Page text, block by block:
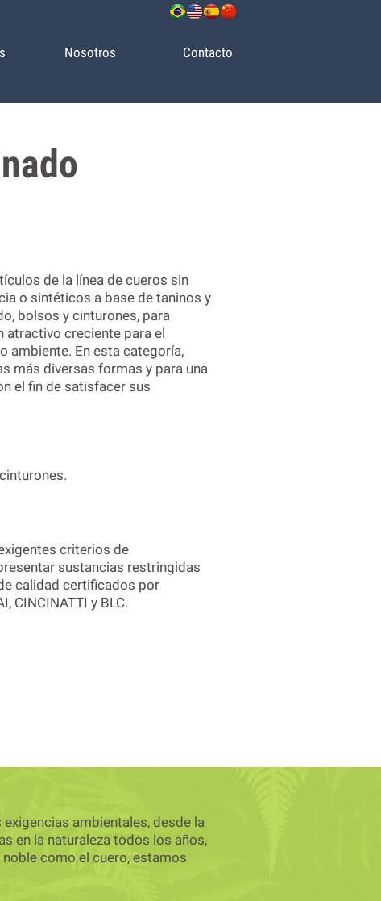
Nosotros Contacto
de la línea de cueros sin
o sintéticos a base de taninos y
bolsos y cinturones, para
atractivo creciente para el
ambiente. En esta categoría,
más diversas formas y para una
el fin de satisfacer sus
criterios de
sustancias restringidas
calidad certificados por
CINCINATTI y BLC.
ambientales, desde la
en la naturaleza todos los años,
como el cuero, estamos